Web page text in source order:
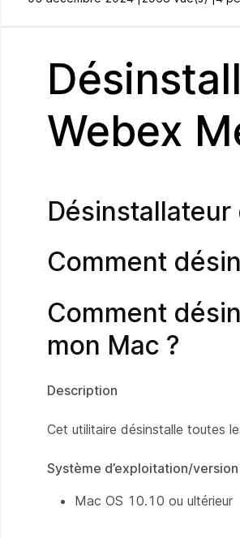
Webex
Désinstallateur
Comment
Comment
mon Mac ?
Description
Cet utilitaire désinstalle toutes
Système d’exploitation/
Mac OS 10.10 ou ultérieur